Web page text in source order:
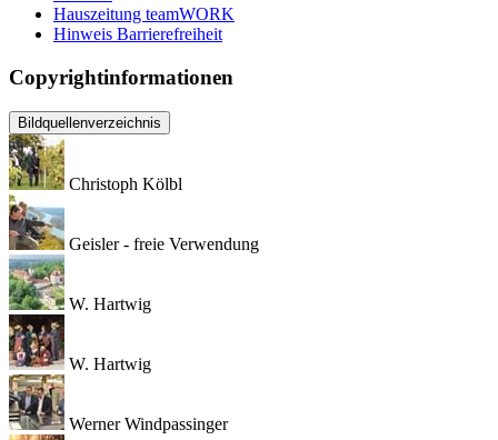
Hauszeitung teamWORK
Hinweis Barrierefreiheit
Copyrightinformationen
Bildquellenverzeichnis
Christoph Kölbl
Geisler - freie Verwendung
W. Hartwig
W. Hartwig
Werner Windpassinger